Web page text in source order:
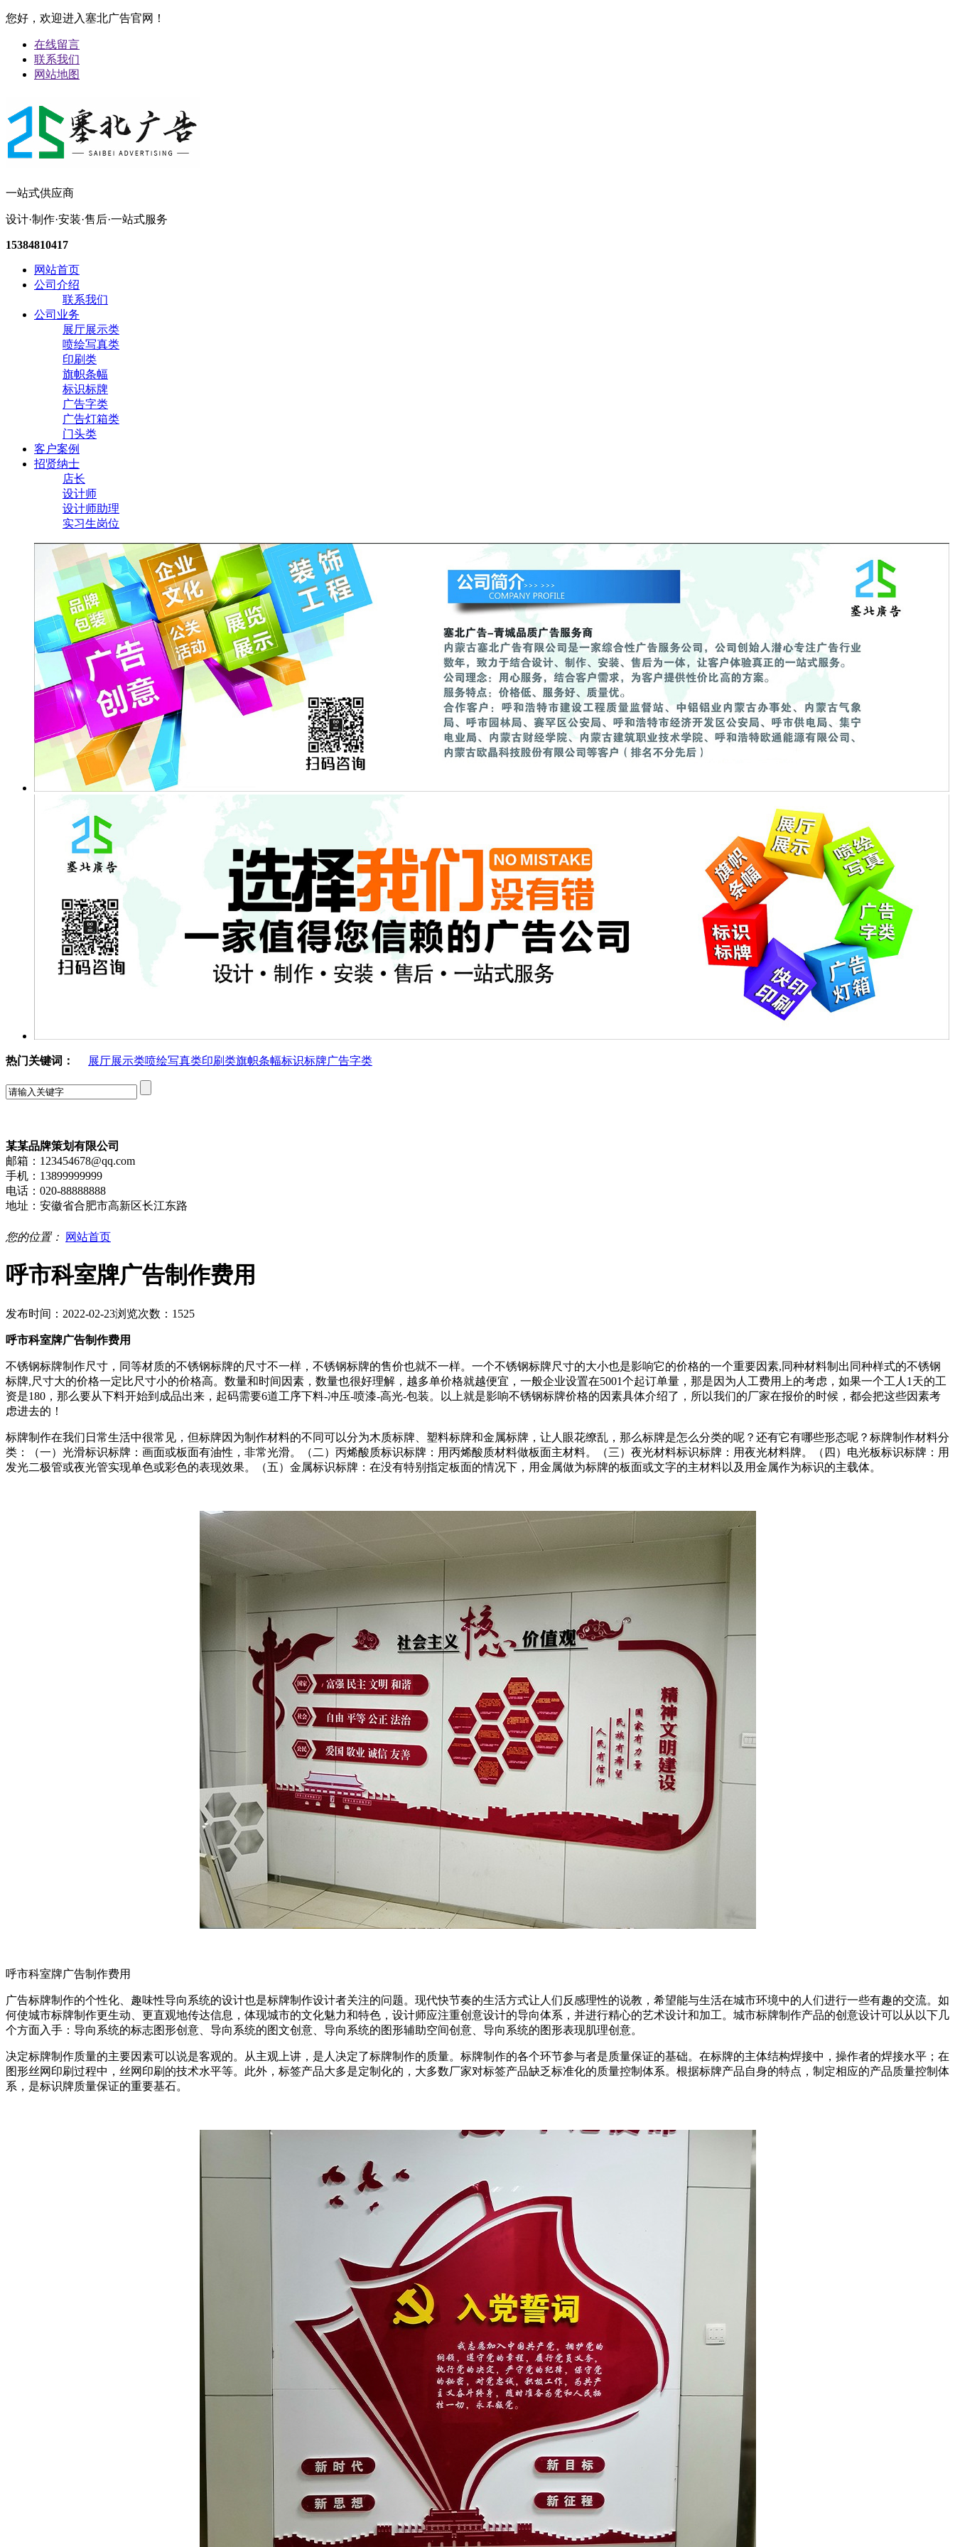
您好，欢迎进入塞北广告官网！
在线留言
联系我们
网站地图
一站式供应商
设计·制作·安装·售后·一站式服务
15384810417
网站首页
公司介绍
联系我们
公司业务
展厅展示类
喷绘写真类
印刷类
旗帜条幅
标识标牌
广告字类
广告灯箱类
门头类
客户案例
招贤纳士
店长
设计师
设计师助理
实习生岗位
热门关键词： 展厅展示类喷绘写真类印刷类旗帜条幅标识标牌广告字类
某某品牌策划有限公司
邮箱：123454678@qq.com
手机：13899999999
电话：020-88888888
地址：安徽省合肥市高新区长江东路
您的位置： 网站首页
呼市科室牌广告制作费用
发布时间：2022-02-23浏览次数：1525
呼市科室牌广告制作费用
不锈钢标牌制作尺寸，同等材质的不锈钢标牌的尺寸不一样，不锈钢标牌的售价也就不一样。一个不锈钢标牌尺寸的大小也是影响它的价格的一个重要因素,同种材料制出同种样式的不锈钢
标牌,尺寸大的价格一定比尺寸小的价格高。数量和时间因素，数量也很好理解，越多单价格就越便宜，一般企业设置在5001个起订单量，那是因为人工费用上的考虑，如果一个工人1天的工
资是180，那么要从下料开始到成品出来，起码需要6道工序下料-冲压-喷漆-高光-包装。以上就是影响不锈钢标牌价格的因素具体介绍了，所以我们的厂家在报价的时候，都会把这些因素考
虑进去的！
标牌制作在我们日常生活中很常见，但标牌因为制作材料的不同可以分为木质标牌、塑料标牌和金属标牌，让人眼花缭乱，那么标牌是怎么分类的呢？还有它有哪些形态呢？标牌制作材料分
类：（一）光滑标识标牌：画面或板面有油性，非常光滑。（二）丙烯酸质标识标牌：用丙烯酸质材料做板面主材料。（三）夜光材料标识标牌：用夜光材料牌。（四）电光板标识标牌：用
发光二极管或夜光管实现单色或彩色的表现效果。（五）金属标识标牌：在没有特别指定板面的情况下，用金属做为标牌的板面或文字的主材料以及用金属作为标识的主载体。
呼市科室牌广告制作费用
广告标牌制作的个性化、趣味性导向系统的设计也是标牌制作设计者关注的问题。现代快节奏的生活方式让人们反感理性的说教，希望能与生活在城市环境中的人们进行一些有趣的交流。如
何使城市标牌制作更生动、更直观地传达信息，体现城市的文化魅力和特色，设计师应注重创意设计的导向体系，并进行精心的艺术设计和加工。城市标牌制作产品的创意设计可以从以下几
个方面入手：导向系统的标志图形创意、导向系统的图文创意、导向系统的图形辅助空间创意、导向系统的图形表现肌理创意。
决定标牌制作质量的主要因素可以说是客观的。从主观上讲，是人决定了标牌制作的质量。标牌制作的各个环节参与者是质量保证的基础。在标牌的主体结构焊接中，操作者的焊接水平；在
图形丝网印刷过程中，丝网印刷的技术水平等。此外，标签产品大多是定制化的，大多数厂家对标签产品缺乏标准化的质量控制体系。根据标牌产品自身的特点，制定相应的产品质量控制体
系，是标识牌质量保证的重要基石。